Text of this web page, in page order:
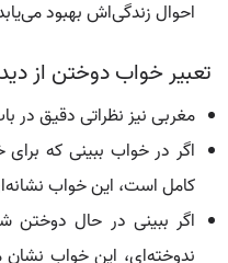
احوال زندگی‌اش بهبود
تعبیر خواب دوختن از
مغربی نیز نظراتی دقیق در
اگر در خواب ببینی که
کامل است، این خواب
اگر ببینی در حال دوختن
ندوخته‌ای، این خواب